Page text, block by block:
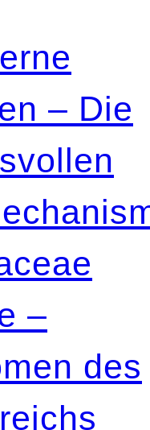
– Die
–
des